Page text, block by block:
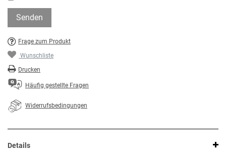
Senden
Frage zum Produkt
Wunschliste
Drucken
Häufig gestellte Fragen
Widerrufsbedingungen
Details